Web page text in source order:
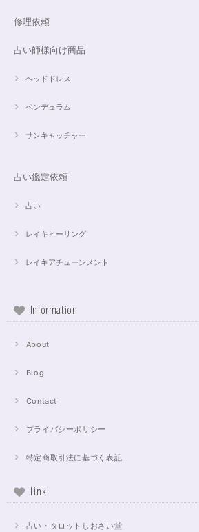
修理依頼
占い師様向け商品
ヘッドドレス
ペンデュラム
サンキャッチャー
占い鑑定依頼
占い
レイキヒーリング
レイキアチューンメント
Information
About
Blog
Contact
プライバシーポリシー
特定商取引法に基づく表記
Link
占い・タロットしおさい堂